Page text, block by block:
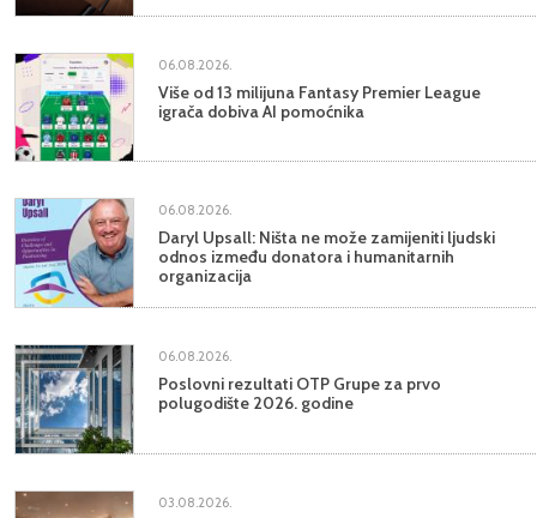
06.08.2026.
Više od 13 milijuna Fantasy Premier League
igrača dobiva AI pomoćnika
06.08.2026.
Daryl Upsall: Ništa ne može zamijeniti ljudski
odnos između donatora i humanitarnih
organizacija
06.08.2026.
Poslovni rezultati OTP Grupe za prvo
polugodište 2026. godine
03.08.2026.